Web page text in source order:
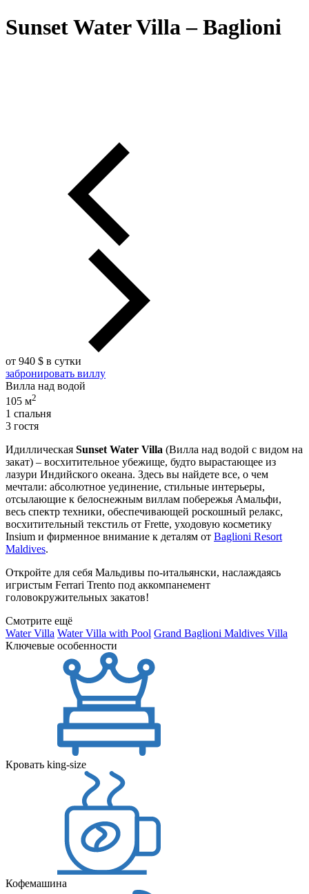
Sunset Water Villa – Baglioni
от 940 $ в сутки
забронировать виллу
Вилла над водой
105 м2
1 спальня
3 гостя
Идиллическая Sunset Water Villa (Вилла над водой с видом на
закат) – восхитительное убежище, будто вырастающее из
лазури Индийского океана. Здесь вы найдете все, о чем
мечтали: абсолютное уединение, стильные интерьеры,
отсылающие к белоснежным виллам побережья Амальфи,
весь спектр техники, обеспечивающей роскошный релакс,
восхитительный текстиль от Frette, уходовую косметику
Insium и фирменное внимание к деталям от Baglioni Resort
Maldives.
Откройте для себя Мальдивы по-итальянски, наслаждаясь
игристым Ferrari Trento под аккомпанемент
головокружительных закатов!
Смотрите ещё
Water Villa Water Villa with Pool Grand Baglioni Maldives Villa
Ключевые особенности
Кровать king-size
Кофемашина